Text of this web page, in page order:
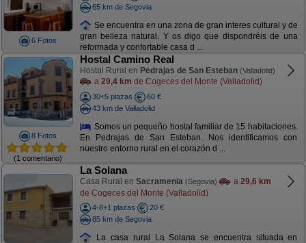
6 Fotos
65 km de Segovia
Se encuentra en una zona de gran interes cultural y de
gran belleza natural. Y os digo que dispondréis de una
reformada y confortable casa d ...
8 Fotos
(1 comentario)
Hostal Camino Real
Hostal Rural en Pedrajas de San Esteban (Valladolid)
a 29,4 km de Cogeces del Monte (Valladolid)
30+5 plazas
60 €
43 km de Valladolid
Somos un pequeño hostal familiar de 15 habitaciones.
En Pedrajas de San Esteban. Nos identificamos con
nuestro entorno rural en el corazón d ...
La Solana
Casa Rural en Sacramenia (Segovia) a 29,6 km
de Cogeces del Monte (Valladolid)
4-8+1 plazas
20 €
85 km de Segovia
La casa rural La Solana se encuentra situada en